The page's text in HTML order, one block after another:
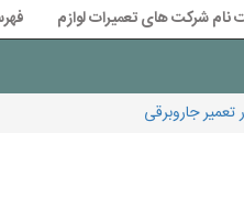
نام شرکت های تعمیرات لوازم
تعمیر جاروبرقی